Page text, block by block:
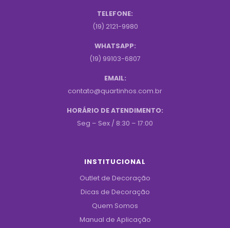
TELEFONE:
(19) 2121-9980
WHATSAPP:
(19) 99103-6807
EMAIL:
contato@quartinhos.com.br
HORÁRIO DE ATENDIMENTO:
Seg – Sex / 8:30 – 17:00
INSTITUCIONAL
Outlet de Decoração
Dicas de Decoração
Quem Somos
Manual de Aplicação